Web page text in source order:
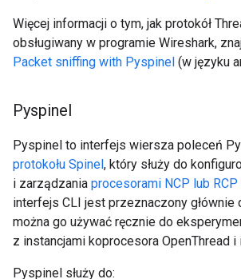
Więcej informacji o tym, jak protokół
obsługiwany w programie Wireshark,
Packet sniffing with Pyspinel (w języku
Pyspinel
Pyspinel to interfejs wiersza poleceń
protokołu Spinel, który służy do
i zarządzania procesorami NCP lub RCP
interfejs CLI jest przeznaczony głównie
można go używać ręcznie do
z instancjami koprocesora OpenThread i
Pyspinel służy do: